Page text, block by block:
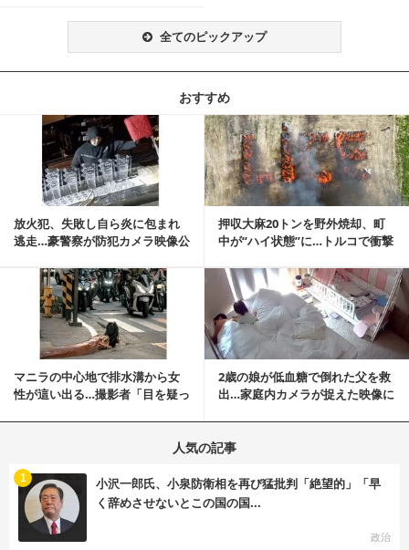
全てのピックアップ
おすすめ
放火犯、失敗し自ら炎に包まれ
逃走…豪警察が防犯カメラ映像公
押収大麻20トンを野外焼却、町
中が“ハイ状態”に…トルコで衝撃
記事を読む
マニラの中心地で排水溝から女
性が這い出る…撮影者「目を疑っ
2歳の娘が低血糖で倒れた父を救
出…家庭内カメラが捉えた映像に
記事を読む
人気の記事
小沢一郎氏、小泉防衛相を再び猛批判「絶望的」「早
く辞めさせないとこの国の国...
政治
1